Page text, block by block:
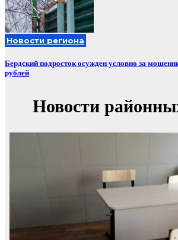
Новости региона
Бердский подросток осужден условно за
рублей